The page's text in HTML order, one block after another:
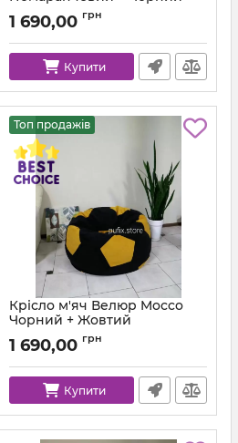
Артикул: ball-mocco-55-99-80
1 690,00 грн
Купити
Топ продажів
Крісло м'яч Велюр Mocco
Чорний + Жовтий
Артикул: ball-mocco-99-45-80
1 690,00 грн
Купити